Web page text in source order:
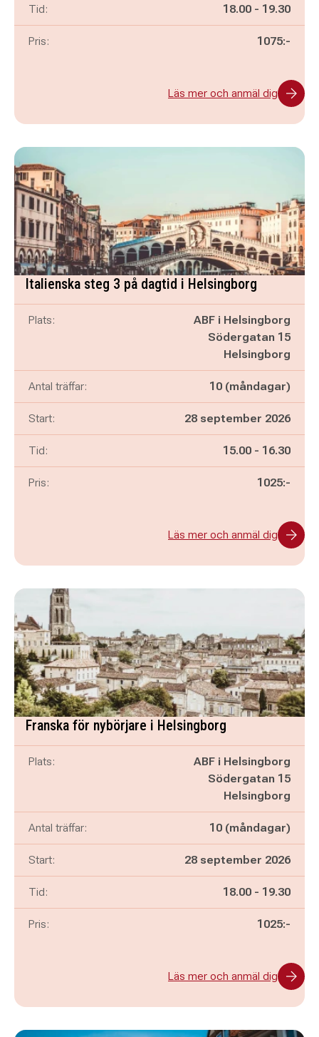
Tid: Pågår mellan
18.00 - och
19.30
Pris: 1075:-
Läs mer och anmäl dig
Italienska steg 3 på dagtid i Helsingborg
Plats:
ABF i Helsingborg
Södergatan 15
Helsingborg
Antal träffar: 10 (måndagar)
Start: 28 september 2026
Tid: Pågår mellan
15.00 - och
16.30
Pris: 1025:-
Läs mer och anmäl dig
Franska för nybörjare i Helsingborg
Plats:
ABF i Helsingborg
Södergatan 15
Helsingborg
Antal träffar: 10 (måndagar)
Start: 28 september 2026
Tid: Pågår mellan
18.00 - och
19.30
Pris: 1025:-
Läs mer och anmäl dig